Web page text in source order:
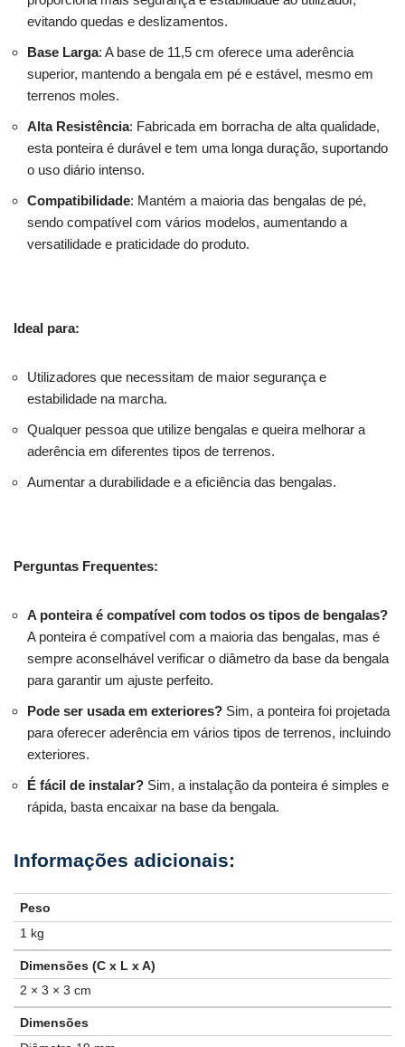
evitando quedas e deslizamentos.
Base Larga: A base de 11,5 cm oferece uma aderência
superior, mantendo a bengala em pé e estável, mesmo em
terrenos moles.
Alta Resistência: Fabricada em borracha de alta qualidade,
esta ponteira é durável e tem uma longa duração, suportando
o uso diário intenso.
Compatibilidade: Mantém a maioria das bengalas de pé,
sendo compatível com vários modelos, aumentando a
versatilidade e praticidade do produto.
Ideal para:
Utilizadores que necessitam de maior segurança e
estabilidade na marcha.
Qualquer pessoa que utilize bengalas e queira melhorar a
aderência em diferentes tipos de terrenos.
Aumentar a durabilidade e a eficiência das bengalas.
Perguntas Frequentes:
A ponteira é compatível com todos os tipos de bengalas?
A ponteira é compatível com a maioria das bengalas, mas é
sempre aconselhável verificar o diâmetro da base da bengala
para garantir um ajuste perfeito.
Pode ser usada em exteriores? Sim, a ponteira foi projetada
para oferecer aderência em vários tipos de terrenos, incluindo
exteriores.
É fácil de instalar? Sim, a instalação da ponteira é simples e
rápida, basta encaixar na base da bengala.
Peso
1 kg
Dimensões (C x L x A)
2 × 3 × 3 cm
Dimensões